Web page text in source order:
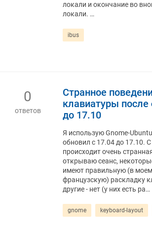
локали и окончание во
локали. …
ibus
0
ответов
Странное
клавиатуры после
до 17.10
Я использую Gnome-
обновил с 17.04 до 17.10. С
происходит очень
открываю сеанс,
имеют правильную (в моем
французскую) раскладку
другие - нет (у них есть ра…
gnome keyboard-layout